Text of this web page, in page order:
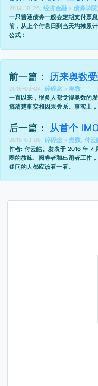
2014-10-26, 经济金融 » 债券学院
一只普通债券一般会定期支付票
前，从上个付息日到当天均摊累
公式：
前一篇： 历来奥数
2019-03-04, 碎碎念 » 奥数
一直以来，很多人都觉得奥数的
搞清楚事实和因果关系。事实上
后一篇： 从首个
2019-03-06, 碎碎念 » 奥数 付云
作者: 付云皓。发表于 2016 年 7
圈的教练、阅卷者和出题者工作
疑问的人都应该看一看。